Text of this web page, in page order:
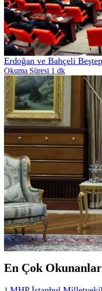
Erdoğan ve Bahçeli
Okuma Süresi 1 dk
En Çok Okunanlar